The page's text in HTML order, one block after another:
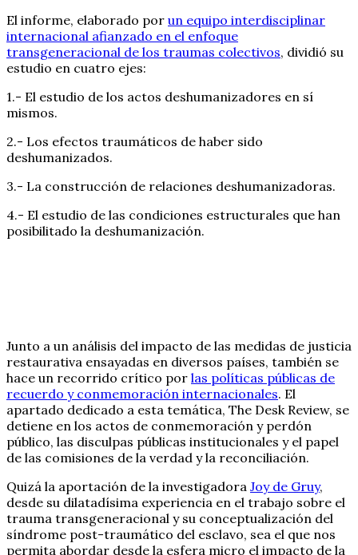
El informe, elaborado por un equipo interdisciplinar
internacional afianzado en el enfoque
transgeneracional de los traumas colectivos, dividió su
estudio en cuatro ejes:
1.- El estudio de los actos deshumanizadores en sí
mismos.
2.- Los efectos traumáticos de haber sido
deshumanizados.
3.- La construcción de relaciones deshumanizadoras.
4.- El estudio de las condiciones estructurales que han
posibilitado la deshumanización.
Junto a un análisis del impacto de las medidas de justicia
restaurativa ensayadas en diversos países, también se
hace un recorrido crítico por las políticas públicas de
recuerdo y conmemoración internacionales. El
apartado dedicado a esta temática, The Desk Review, se
detiene en los actos de conmemoración y perdón
público, las disculpas públicas institucionales y el papel
de las comisiones de la verdad y la reconciliación.
Quizá la aportación de la investigadora Joy de Gruy,
desde su dilatadísima experiencia en el trabajo sobre el
trauma transgeneracional y su conceptualización del
síndrome post-traumático del esclavo, sea el que nos
permita abordar desde la esfera micro el impacto de la